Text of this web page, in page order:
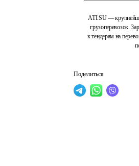
ATI.SU —
грузоперевозок.
к тендерам на
Поделиться